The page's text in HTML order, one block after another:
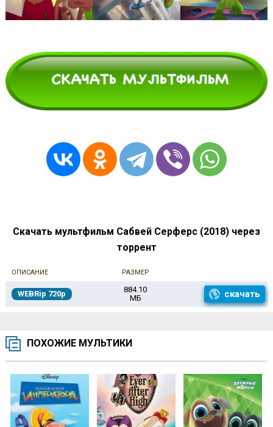
Скачать мультфильм Сабвей Серферс (2018) через
торрент
ОПИСАНИЕ РАЗМЕР
WEBRip 720p
884.10
МБ
скачать
ПОХОЖИЕ МУЛЬТИКИ